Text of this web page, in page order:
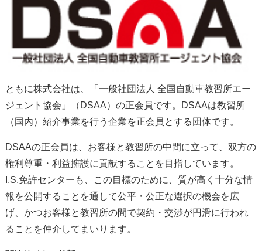
ともに株式会社は、「一般社団法人 全国自動車教習所エー
ジェント協会」（DSAA）の正会員です。DSAAは教習所
（国内）紹介事業を行う企業を正会員とする団体です。
DSAAの正会員は、お客様と教習所の中間に立って、双方の
権利尊重・利益擁護に貢献することを目指しています。
I.S.免許センターも、この目標のために、質が高く十分な情
報を公開することを通して公平・公正な選択の機会を広
げ、かつお客様と教習所の間で契約・交渉が円滑に行われ
ることを仲介してまいります。